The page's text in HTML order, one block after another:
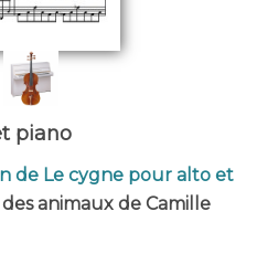
piano
de Le cygne pour alto et
animaux de Camille